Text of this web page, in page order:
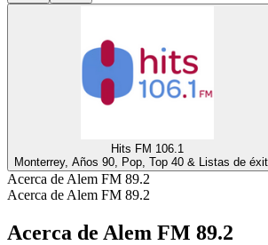
Hits FM 106.1
Monterrey, Años 90, Pop, Top 40 & Listas de
Acerca de Alem FM 89.2
Acerca de Alem FM 89.2
Acerca de Alem FM 89.2